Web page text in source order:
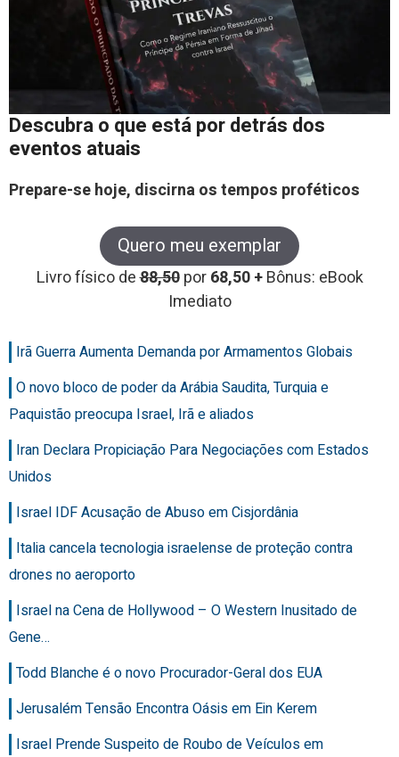
Descubra o que está por detrás dos
eventos atuais
Prepare-se hoje, discirna os tempos proféticos
Quero meu exemplar
Livro físico de88,50 por68,50 +Bônus: eBook
Imediato
Irã Guerra Aumenta Demanda por Armamentos Globais
O novo bloco de poder da Arábia Saudita, Turquia e
Paquistão preocupa Israel, Irã e aliados
Iran Declara Propiciação Para Negociações com Estados
Unidos
Israel IDF Acusação de Abuso em Cisjordânia
Italia cancela tecnologia israelense de proteção contra
drones no aeroporto
Israel na Cena de Hollywood – O Western Inusitado de
Gene…
Todd Blanche é o novo Procurador-Geral dos EUA
Jerusalém Tensão Encontra Oásis em Ein Kerem
Israel Prende Suspeito de Roubo de Veículos em